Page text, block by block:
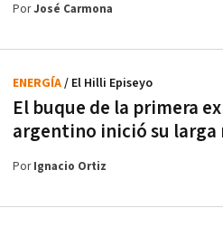
PorJosé Carmona
El buque de la primera
argentino inició su larga
ENERGÍA/ El Hilli Episeyo
PorIgnacio Ortiz